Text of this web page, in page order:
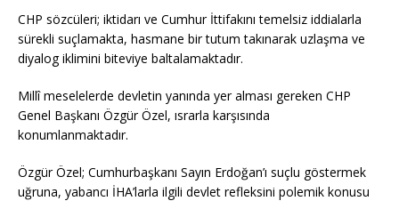
CHP sözcüleri; iktidarı ve Cumhur İttifakını temelsiz iddialarla
sürekli suçlamakta, hasmane bir tutum takınarak uzlaşma ve
diyalog iklimini biteviye baltalamaktadır.
Millî meselelerde devletin yanında yer alması gereken CHP
Genel Başkanı Özgür Özel, ısrarla karşısında
konumlanmaktadır.
Özgür Özel; Cumhurbaşkanı Sayın Erdoğan’ı suçlu göstermek
uğruna, yabancı İHA’larla ilgili devlet refleksini polemik konusu